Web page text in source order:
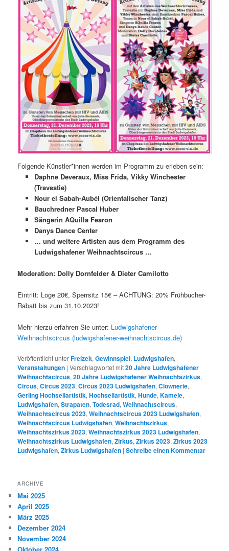
Folgende Künstler*innen werden im Programm zu erleben sein:
Daphne Deveraux, Miss Frida, Vikky Winchester
(Travestie)
Nour el Sabah-Aubél (Orientalischer Tanz)
Bauchredner Pascal Huber
Sängerin AQuilla Fearon
Danys Dance Center
… und weitere Artisten aus dem Programm des
Ludwigshafener Weihnachtscircus …
Moderation: Dolly Dornfelder & Dieter Camilotto
Eintritt: Loge 20€, Sperrsitz 15€ – ACHTUNG: 20% Frühbucher-
Rabatt bis zum 31.10.2023!
Mehr hierzu erfahren Sie unter: Ludwigshafener
Weihnachtscircus (ludwigshafener-weihnachtscircus.de)
Veröffentlicht unterFreizeit,Gewinnspiel, Ludwigshafen,
Veranstaltungen |Verschlagwortet mit20 Jahre Ludwigshafener
Weihnachtscircus,20 Jahre Ludwigshafener Weihnachtszirkus,
Circus,Circus 2023,Circus 2023 Ludwigshafen,Clownerie,
Gerling Hochseilartistik,Hochseilartistik,Hunde,Kamele,
Ludwigshafen,Strapaten,Todesrad,Weihnachtscircus,
Weihnachtscircus 2023,Weihnachtscircus 2023 Ludwigshafen,
Weihnachtscircus Ludwigshafen,Weihnachtszirkus,
Weihnachtszirkus 2023,Weihnachtszirkus 2023 Ludwigshafen,
Weihnachtszirkus Ludwigshafen,Zirkus,Zirkus 2023,Zirkus 2023
Ludwigshafen,Zirkus Ludwigshafen |Schreibe einen Kommentar
ARCHIVE
Mai 2025
April 2025
März 2025
Dezember 2024
November 2024